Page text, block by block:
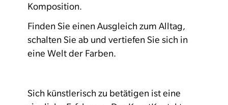
Komposition.
Finden Sie einen Ausgleich zum Alltag,
schalten Sie ab und vertiefen Sie sich in
eine Welt der Farben.
Sich künstlerisch zu betätigen ist eine